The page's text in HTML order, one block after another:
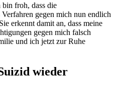
froh, dass die
gegen mich nun endlich
erkennt damit an, dass meine
gegen mich falsch
und ich jetzt zur Ruhe
wieder